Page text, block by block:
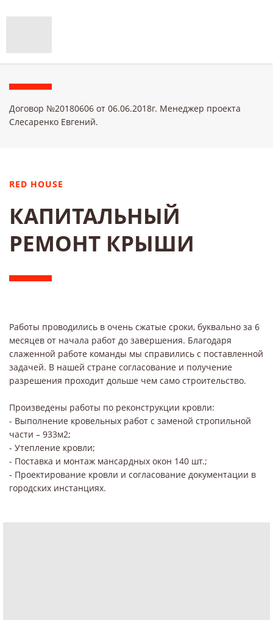
Договор №20180606 от 06.06.2018г. Менеджер проекта
Слесаренко Евгений.
RED HOUSE
КАПИТАЛЬНЫЙ
РЕМОНТ КРЫШИ
Работы проводились в очень сжатые сроки, буквально за 6
месяцев от начала работ до завершения. Благодаря
слаженной работе команды мы справились с поставленной
задачей. В нашей стране согласование и получение
разрешения проходит дольше чем само строительство.
Произведены работы по реконструкции кровли:
- Выполнение кровельных работ с заменой стропильной
части – 933м2;
- Утепление кровли;
- Поставка и монтаж мансардных окон 140 шт.;
- Проектирование кровли и согласование документации в
городских инстанциях.